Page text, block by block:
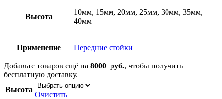
Высота
10мм, 15мм, 20мм, 25мм, 30мм, 35мм,
40мм
Применение Передние стойки
Добавьте товаров ещё на 8000 руб., чтобы получить
бесплатную доставку.
Высота
Очистить